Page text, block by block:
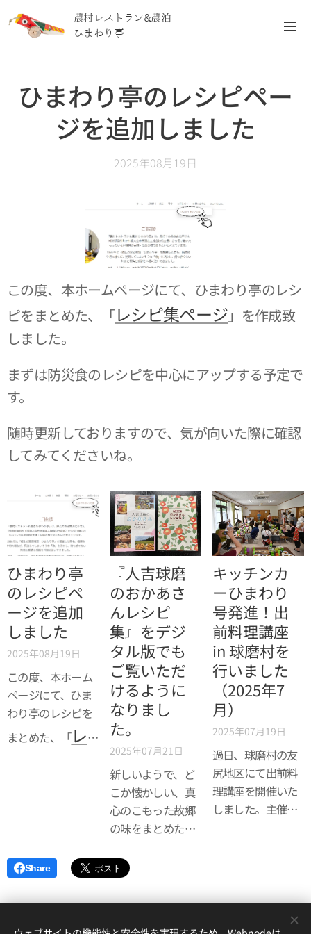
農村レストラン&農泊
ひまわり亭
ひまわり亭のレシピペー
ジを追加しました
2025年08月19日
この度、本ホームページにて、ひまわり亭のレシ
ピをまとめた、「レシピ集ページ」を作成致
しました。
まずは防災食のレシピを中心にアップする予定で
す。
随時更新しておりますので、気が向いた際に確認
してみてくださいね。
ひまわり亭
のレシピペ
ージを追加
しました
2025年08月19日
この度、本ホーム
ページにて、ひま
わり亭のレシピを
まとめた、「レ
『人吉球磨
のおかあさ
んレシピ
集』をデジ
タル版でも
ご覧いただ
けるように
なりまし
た。
2025年07月21日
新しいようで、ど
こか懐かしい、真
心のこもった故郷
の味をまとめた、
あさんレシピ
集』。
キッチンカ
ーひまわり
号発進！出
前料理講座
in 球磨村を
行いました
（2025年7
月）
2025年07月19日
過日、球磨村の友
尻地区にて出前料
理講座を開催いた
しました。主催は
「ひまわり号」も
使用し、盛会とな
Share